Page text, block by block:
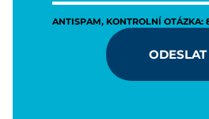
ANTISPAM, KONTROLNÍ OTÁZKA:
ODESLAT